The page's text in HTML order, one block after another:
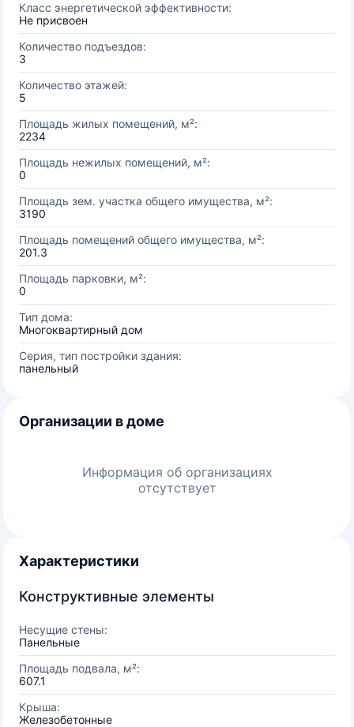
Класс энергетической эффективности:
Не присвоен
Количество подъездов:
3
Количество этажей:
5
Площадь жилых помещений, м²:
2234
Площадь нежилых помещений, м²:
0
Площадь зем. участка общего имущества, м²:
3190
Площадь помещений общего имущества, м²:
201.3
Площадь парковки, м²:
0
Тип дома:
Многоквартирный дом
Серия, тип постройки здания:
панельный
Организации в доме
Информация об организациях
отсутствует
Характеристики
Конструктивные элементы
Несущие стены:
Панельные
Площадь подвала, м²:
607.1
Крыша:
Железобетонные